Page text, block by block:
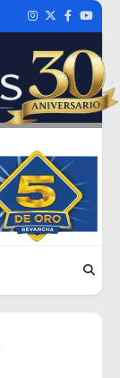
Instagram
TwitterFacebook